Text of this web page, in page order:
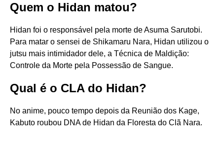
Quem o Hidan matou?
Hidan foi o responsável pela morte de Asuma Sarutobi.
Para matar o sensei de Shikamaru Nara, Hidan utilizou o
jutsu mais intimidador dele, a Técnica de Maldição:
Controle da Morte pela Possessão de Sangue.
Qual é o CLA do Hidan?
No anime, pouco tempo depois da Reunião dos Kage,
Kabuto roubou DNA de Hidan da Floresta do Clã Nara.